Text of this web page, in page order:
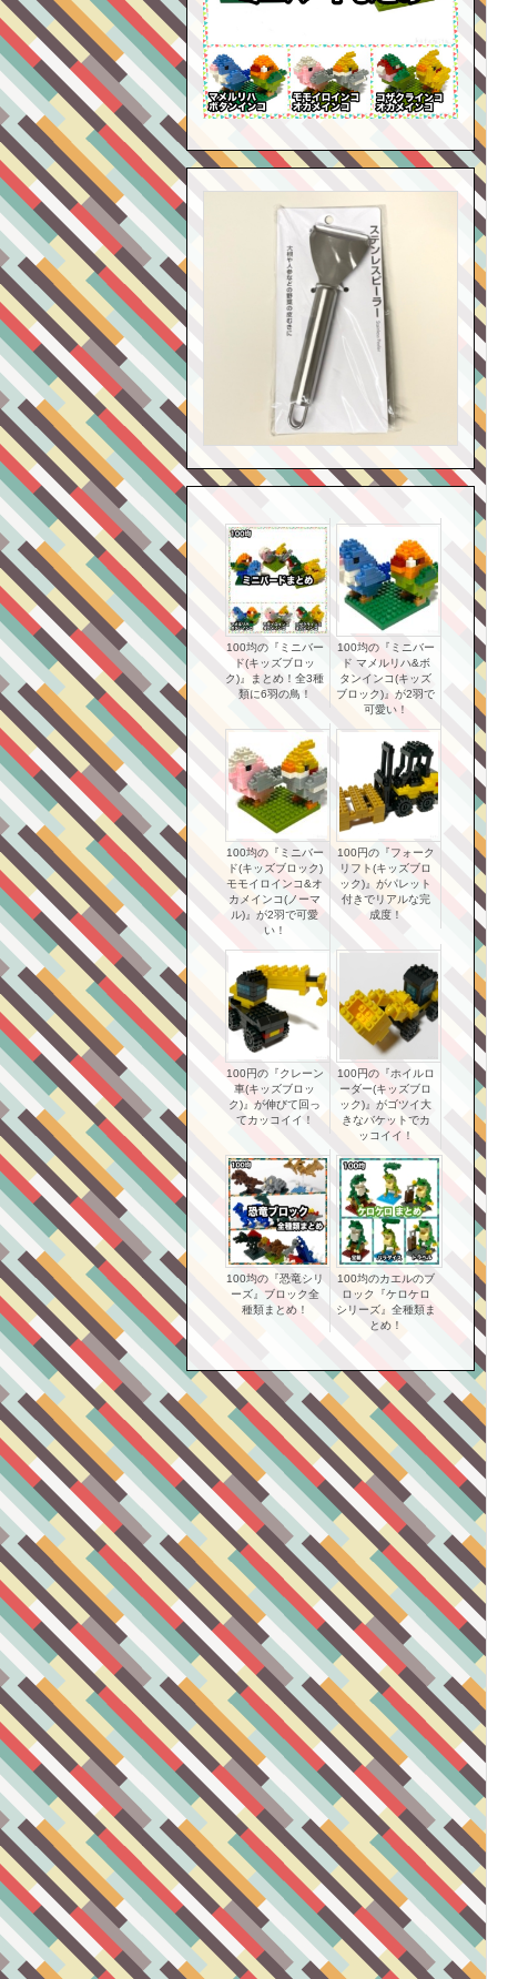
100均の『ミニバー
ド(キッズブロッ
ク)』まとめ！全3種
類に6羽の鳥！
100均の『ミニバー
ド マメルリハ&ボ
タンインコ(キッズ
ブロック)』が2羽で
可愛い！
100均の『ミニバー
ド(キッズブロック)
モモイロインコ&オ
カメインコ(ノーマ
ル)』が2羽で可愛
い！
100円の『フォーク
リフト(キッズブロ
ック)』がパレット
付きでリアルな完
成度！
100円の『クレーン
車(キッズブロッ
ク)』が伸びて回っ
てカッコイイ！
100円の『ホイルロ
ーダー(キッズブロ
ック)』がゴツイ大
きなバケットでカ
ッコイイ！
100均の『恐竜シリ
ーズ』ブロック全
種類まとめ！
100均のカエルのブ
ロック『ケロケロ
シリーズ』全種類ま
とめ！